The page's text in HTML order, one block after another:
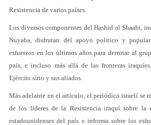
Resistencia de varios países.
Los diversos componentes del Hashid al Shaabi,
Nuyaba, disfrutan del apoyo político y
esfuerzos en los últimos años para derrotar al
país, e incluso más allá de las fronteras
Ejército sirio y sus aliados.
Más adelante en el artículo, el periódico israelí se
de los líderes de la Resistencia iraquí sobre la
estadounidenses del país e informa sobre los